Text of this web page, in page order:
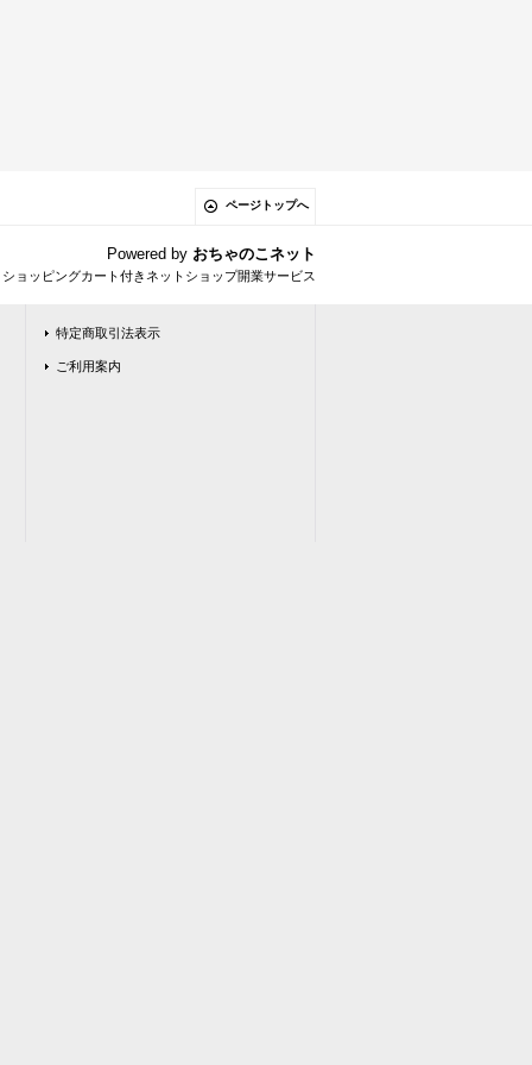
ページトップへ
Powered by おちゃのこネット
ョッピングカート付きネットショップ開業サービス
特定商取引法表示
ご利用案内